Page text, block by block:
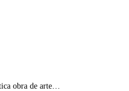
obra de arte…